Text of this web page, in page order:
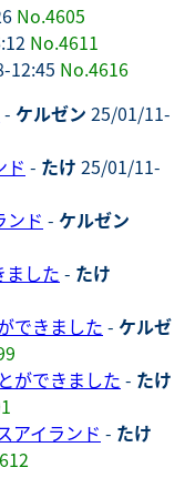
No.4605
No.4611
12:45 No.4616
- ケルゼン 25/01/11-
ド - たけ 25/01/11-
ド - ケルゼン
ました - たけ
できました - ケルゼ
ができました - たけ
アイランド - たけ